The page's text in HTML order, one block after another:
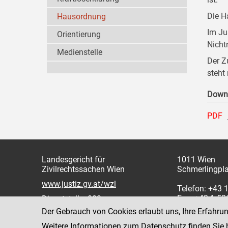
Die
Im
Der
steht
PDF
Hausordnung
Orientierung
Medienstelle
Landesgericht für
Zivilrechtssachen Wien
www.justiz.gv.at/wzl
Dienststelle: 003
1011 Wien
Telefon: +43
Fax: +43 1
Der Gebrauch von Cookies erlaubt uns, Ihre